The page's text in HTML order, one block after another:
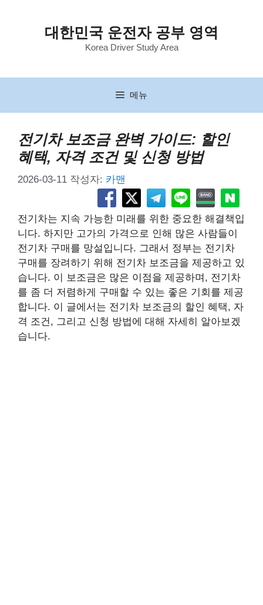
너
대한민국 운전자 공부 영역
Korea Driver Study Area
메뉴
전기차 보조금 완벽 가이드: 할인
혜택, 자격 조건 및 신청 방법
2026-03-11 작성자: 카맨
전기차는 지속 가능한 미래를 위한 중요한 해결책입
니다. 하지만 고가의 가격으로 인해 많은 사람들이
전기차 구매를 망설입니다. 그래서 정부는 전기차
구매를 장려하기 위해 전기차 보조금을 제공하고 있
습니다. 이 보조금은 많은 이점을 제공하며, 전기차
를 좀 더 저렴하게 구매할 수 있는 좋은 기회를 제공
합니다. 이 글에서는 전기차 보조금의 할인 혜택, 자
격 조건, 그리고 신청 방법에 대해 자세히 알아보겠
습니다.